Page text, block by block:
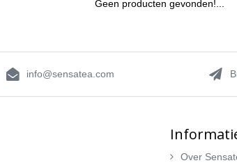
Geen producten gevonden!...
info@sensatea.com
Over